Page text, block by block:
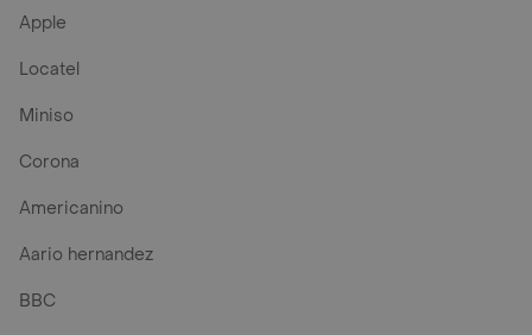
Apple
Locatel
Miniso
Corona
Americanino
Aario hernandez
BBC